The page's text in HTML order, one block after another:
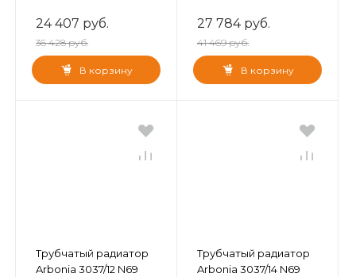
24 407 руб.
36 428 руб.
В корзину
27 784 руб.
41 469 руб.
В корзину
Трубчатый радиатор
Arbonia 3037/12 N69
Трубчатый радиатор
Arbonia 3037/14 N69